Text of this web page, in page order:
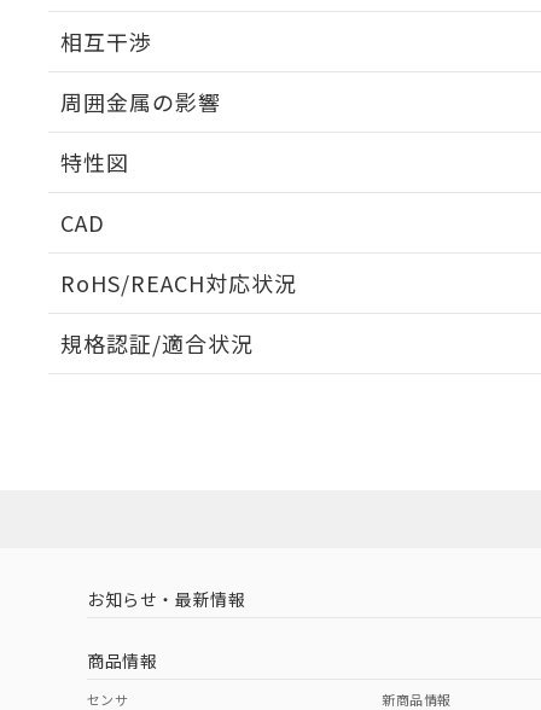
相互干渉
周囲金属の影響
l: 25mm以上、φd: 70mm以上、D: 25mm以上、m: 48mm
特性図
CAD
RoHS/REACH対応状況
EU RoHS 注意事項・凡例
中国 RoHS 注意事項・凡例
中国 RoHS表
規格認証/適合状況
（イギリス
（ノルウェー
お知らせ・最新情報
商品情報
センサ 新商品情報